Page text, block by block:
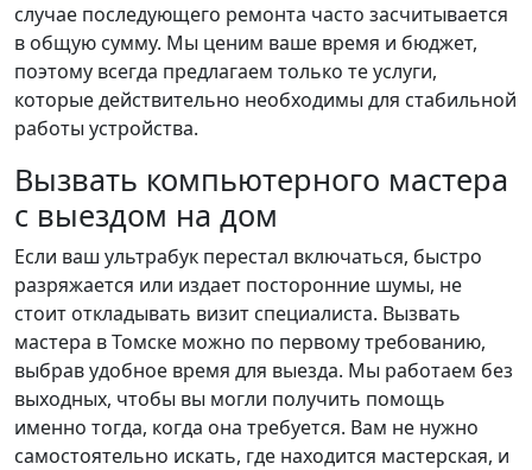
случае последующего ремонта часто засчитывается
в общую сумму. Мы ценим ваше время и бюджет,
поэтому всегда предлагаем только те услуги,
которые действительно необходимы для стабильной
работы устройства.
Вызвать компьютерного мастера
с выездом на дом
Если ваш ультрабук перестал включаться, быстро
разряжается или издает посторонние шумы, не
стоит откладывать визит специалиста. Вызвать
мастера в Томске можно по первому требованию,
выбрав удобное время для выезда. Мы работаем без
выходных, чтобы вы могли получить помощь
именно тогда, когда она требуется. Вам не нужно
самостоятельно искать, где находится мастерская, и